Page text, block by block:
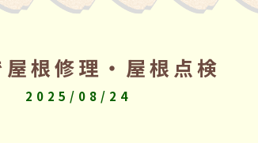
屋根修理・屋根点検
2025/08/24